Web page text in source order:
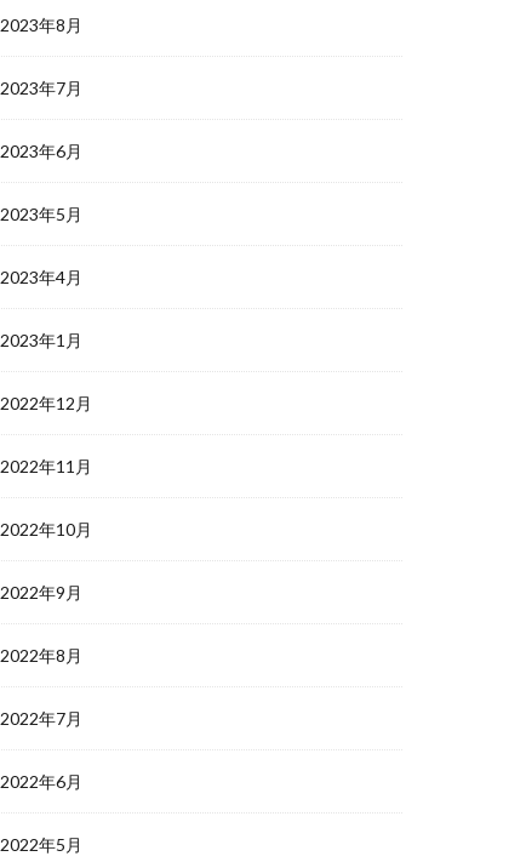
2023年8月
2023年7月
2023年6月
2023年5月
2023年4月
2023年1月
2022年12月
2022年11月
2022年10月
2022年9月
2022年8月
2022年7月
2022年6月
2022年5月